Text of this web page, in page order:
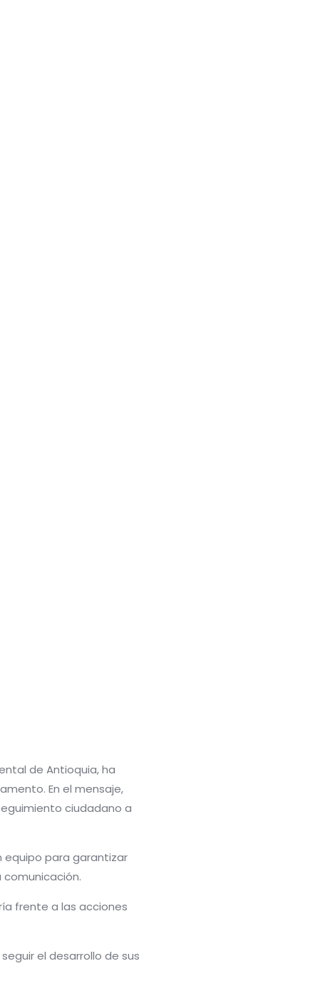
de Antioquia, ha
En el mensaje,
ciudadano a
equipo para garantizar
frente a las acciones
el desarrollo de sus